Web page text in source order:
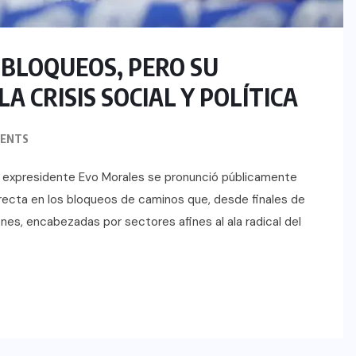
PERO SU
CRISIS SOCIAL Y POLÍTICA
Evo Morales se pronunció públicamente
en los bloqueos de caminos que, desde finales de
encabezadas por sectores afines al ala radical del